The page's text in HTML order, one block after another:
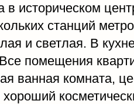
в историческом
станций
и светлая. В
помещения
ванная комната,